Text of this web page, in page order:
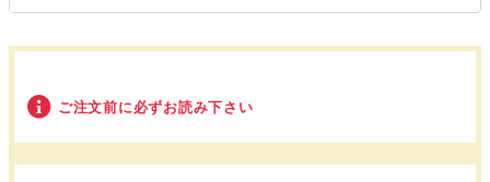
ご注文前に必ずお読み下さい